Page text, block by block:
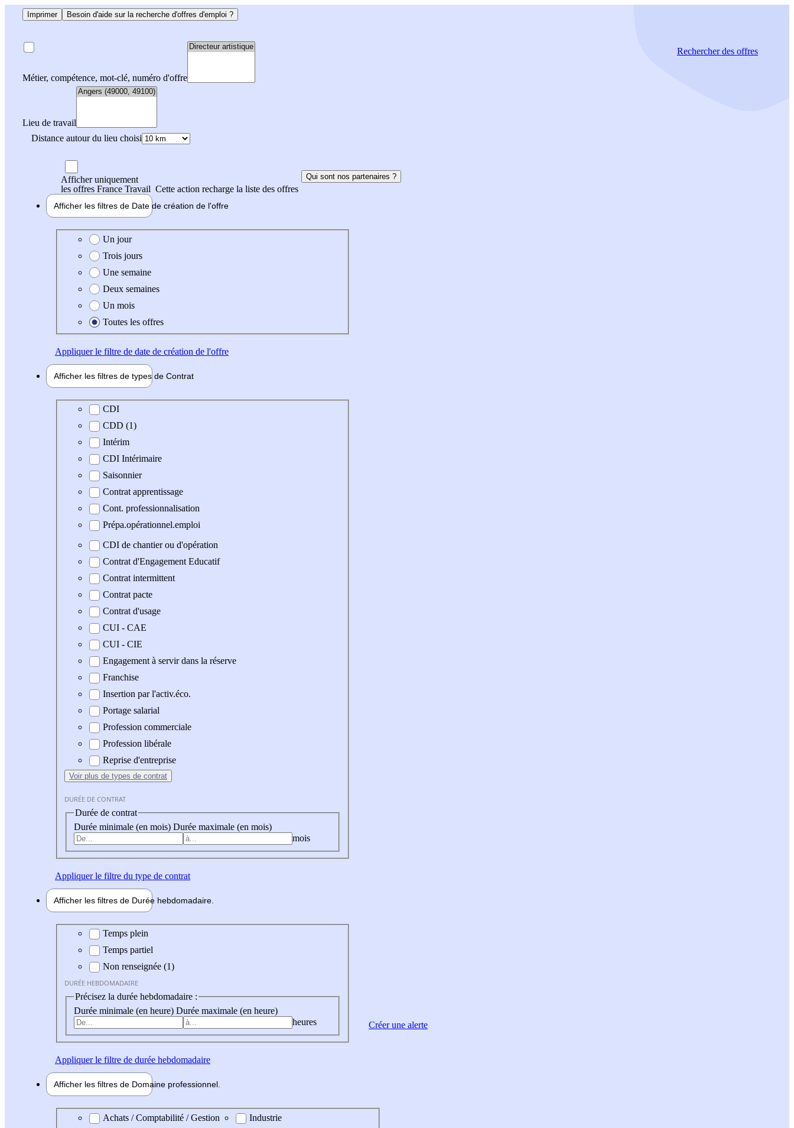
Imprimer Besoin d'aide sur la recherche d'offres d'emploi ?
Métier, compétence, mot-clé, numéro d'offre
Lieu de travail
Distance autour du lieu choisi
Rechercherdes offres
Afficher uniquement
les offres France Travail Cette action recharge la liste des offres
Qui sont nos partenaires ?
Afficher les filtres de Date de création de l'offre
Date de création de l'offre
Un jour
Trois jours
Une semaine
Deux semaines
Un mois
Toutes les offres
Appliquerle filtre de date de création de l'offre
Afficher les filtres de types de Contrat
Type de contrat
CDI
CDD (1)
Intérim
CDI Intérimaire
Saisonnier
Contrat apprentissage
Cont. professionnalisation
Prépa.opérationnel.emploi
CDI de chantier ou d'opération
Contrat d'Engagement Educatif
Contrat intermittent
Contrat pacte
Contrat d'usage
CUI - CAE
CUI - CIE
Engagement à servir dans la réserve
Franchise
Insertion par l'activ.éco.
Portage salarial
Profession commerciale
Profession libérale
Reprise d'entreprise
Voir plus de types de contrat
DURÉE DE CONTRAT
Durée de contrat
Durée minimale (en mois) Durée maximale (en mois)
mois
Appliquerle filtre du type de contrat
Afficher les filtres de Durée hebdomadaire
Durée hebdomadaire
Temps plein
Temps partiel
Non renseignée (1)
DURÉE HEBDOMADAIRE
Précisez la durée hebdomadaire :
Durée minimale (en heure) Durée maximale (en heure)
heures
Appliquerle filtre de durée hebdomadaire
Afficher les filtres de Domaine professionnel
Domaine professionel
Achats / Comptabilité / Gestion
Industrie
Créer une alerte